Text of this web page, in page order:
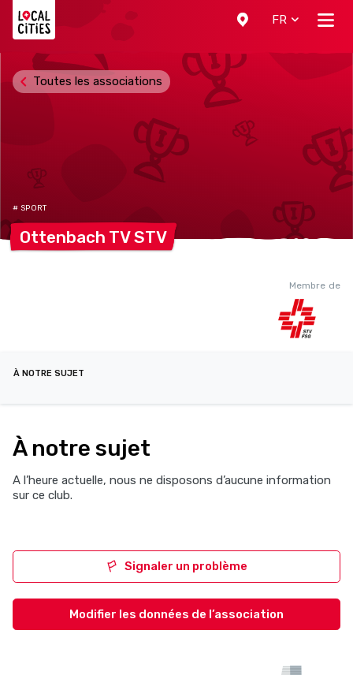
FR
# SPORT
Ottenbach TVSTV
Toutes les associations
Membre de
À NOTRE SUJET
À notre sujet
A l’heure actuelle, nous ne disposons d’aucune information
sur ce club.
Signaler un problème
Modifier les données de l’association